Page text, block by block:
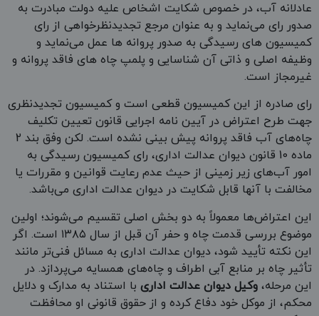
عادلانه آب، در خصوص شکایت اشخاص علیه دولت مبادرت به
صدور رای می‌‌نماید و به عنوان مرجع تجدیدنظرخواهی از رای
کمیسیون های رسیدگی به صدور پروانه ها عمل می‌نماید و
وظیفه اصلی و ذاتی آن شناسایی و پلمپ چاه های فاقد پروانه و
غیرمجاز است.
رای صادره از این کمیسیون قطعی است و کمیسیون تجدیدنظری
جهت طرح اعتراض در آیین نامه اجرایی قانون تعیین تکلیف
چاه‌های آب فاقد پروانه پیش بینی نشده است. لکن وفق بند 2
ماده 10 قانون دیوان عدالت اداری، رای کمیسیون رسیدگی به
امور آب‌های زیر زمینی از حیث عدم رعایت قوانین و مقررات یا
مخالفت با آنها قابل شکایت در دیوان عدالت اداری می‌باشد.
این اعتراض‌ها معمولاً به دو بخش اصلی تقسیم می‌شوند؛ اولین
موضوع بررسی قدمت چاه و حفر آن قبل از سال ۱۳۸۵ است. اگر
این نکته تأیید شود، دیوان عدالت اداری به مسائل فنی‌تر مانند
تأثیر چاه بر منابع آبی اطراف و چاه‌های همسایه می‌پردازد. در
این مرحله، وکیل دیوان عدالت اداری با استناد به مدارک و دلایل
محکم، از موکل خود دفاع کرده و از حقوق قانونی او محافظت